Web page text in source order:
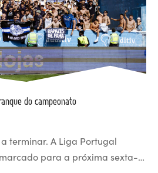
do campeonato
terminar. A Liga Portugal
para a próxima sexta-…